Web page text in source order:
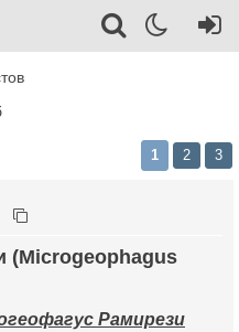
1 2 3
Рамирези